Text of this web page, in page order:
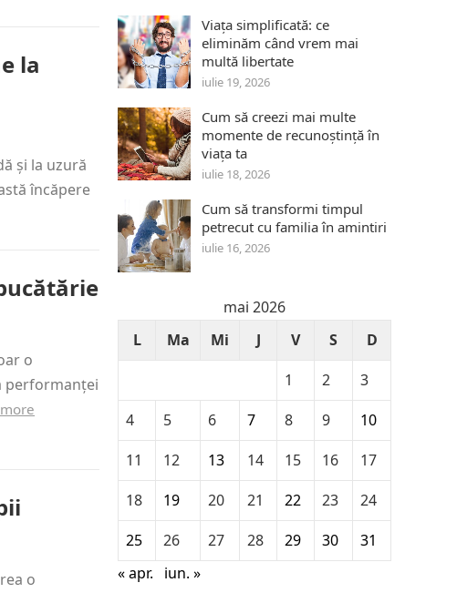
la
și la uzură
încăpere
o
performanței
o
Viața simplificată: ce
eliminăm când vrem mai
multă libertate
iulie 19, 2026
Cum să creezi mai multe
momente de recunoștință în
viața ta
iulie 18, 2026
Cum să transformi timpul
petrecut cu familia în amintiri
iulie 16, 2026
mai 2026
L
Ma Mi J V S
D
1
2
3
4
5 6 7 8 9
10
11
12 13 14 15 16
17
18
19 20 21 22 23
24
25
26 27 28 29 30
31
« apr.
iun. »